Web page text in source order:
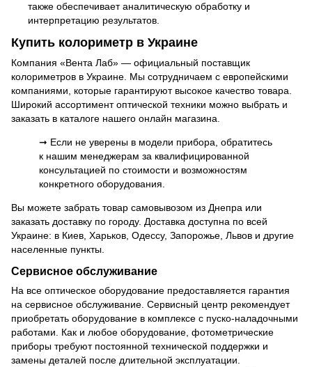
также обеспечивает аналитическую обработку и
интерпретацию результатов.
Купить колориметр в Украине
Компания «Вента Лаб» — официальный поставщик
колориметров в Украине. Мы сотрудничаем с европейскими
компаниями, которые гарантируют высокое качество товара.
Широкий ассортимент оптической техники можно выбрать и
заказать в каталоге нашего онлайн магазина.
➞ Если не уверены в модели прибора, обратитесь
к нашим менеджерам за квалифицированной
консультацией по стоимости и возможностям
конкретного оборудования.
Вы можете забрать товар самовывозом из Днепра или
заказать доставку по городу. Доставка доступна по всей
Украине: в Киев, Харьков, Одессу, Запорожье, Львов и другие
населенные пункты.
Сервисное обслуживание
На все оптическое оборудование предоставляется гарантия
на сервисное обслуживание. Сервисный центр рекомендует
приобретать оборудование в комплексе с пуско-наладочными
работами. Как и любое оборудование, фотометрические
приборы требуют постоянной технической поддержки и
замены деталей после длительной эксплуатации.